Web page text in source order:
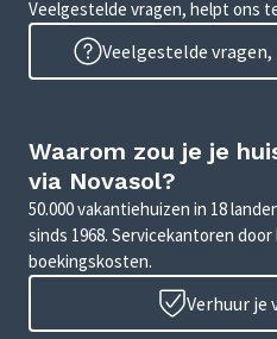
Veelgestelde vragen, helpt ons
Veelgestelde
Waarom zou je je
via Novasol?
50.000 vakantiehuizen in 18
sinds 1968. Servicekantoren door
boekingskosten.
Verhuur je